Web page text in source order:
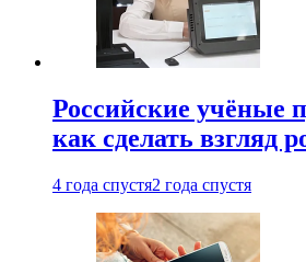
Российские учёные
как сделать взгляд
4 года спустя2 года спустя